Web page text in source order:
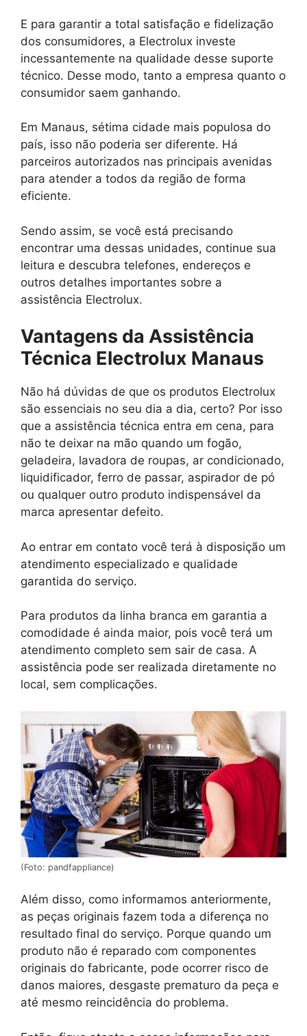
E para garantir a total satisfação e fidelização
dos consumidores, a Electrolux investe
incessantemente na qualidade desse suporte
técnico. Desse modo, tanto a empresa quanto o
consumidor saem ganhando.
Em Manaus, sétima cidade mais populosa do
país, isso não poderia ser diferente. Há
parceiros autorizados nas principais avenidas
para atender a todos da região de forma
eficiente.
Sendo assim, se você está precisando
encontrar uma dessas unidades, continue sua
leitura e descubra telefones, endereços e
outros detalhes importantes sobre a
assistência Electrolux.
Vantagens da Assistência
Técnica Electrolux Manaus
Não há dúvidas de que os produtos Electrolux
são essenciais no seu dia a dia, certo? Por isso
que a assistência técnica entra em cena, para
não te deixar na mão quando um fogão,
geladeira, lavadora de roupas, ar condicionado,
liquidificador, ferro de passar, aspirador de pó
ou qualquer outro produto indispensável da
marca apresentar defeito.
Ao entrar em contato você terá à disposição um
atendimento especializado e qualidade
garantida do serviço.
Para produtos da linha branca em garantia a
comodidade é ainda maior, pois você terá um
atendimento completo sem sair de casa. A
assistência pode ser realizada diretamente no
local, sem complicações.
(Foto: pandfappliance)
Além disso, como informamos anteriormente,
as peças originais fazem toda a diferença no
resultado final do serviço. Porque quando um
produto não é reparado com componentes
originais do fabricante, pode ocorrer risco de
danos maiores, desgaste prematuro da peça e
até mesmo reincidência do problema.